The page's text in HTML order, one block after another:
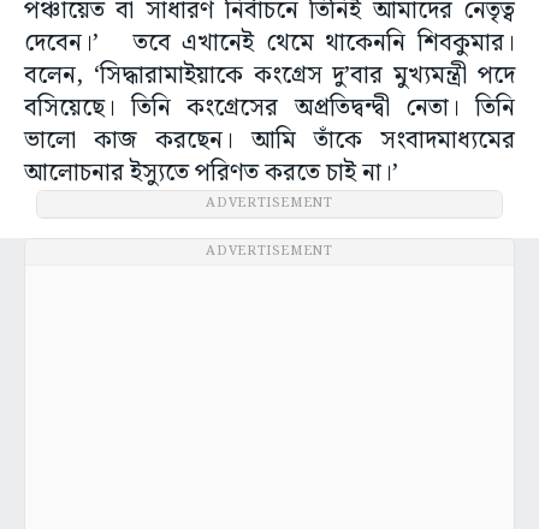
পঞ্চায়েত বা সাধারণ নির্বাচনে তিনিই আমাদের নেতৃত্ব
দেবেন।’ তবে এখানেই থেমে থাকেননি শিবকুমার।
বলেন, ‘সিদ্ধারামাইয়াকে কংগ্রেস দু’বার মুখ্যমন্ত্রী পদে
বসিয়েছে। তিনি কংগ্রেসের অপ্রতিদ্বন্দ্বী নেতা। তিনি
ভালো কাজ করছেন। আমি তাঁকে সংবাদমাধ্যমের
আলোচনার ইস্যুতে পরিণত করতে চাই না।’
ADVERTISEMENT
ADVERTISEMENT